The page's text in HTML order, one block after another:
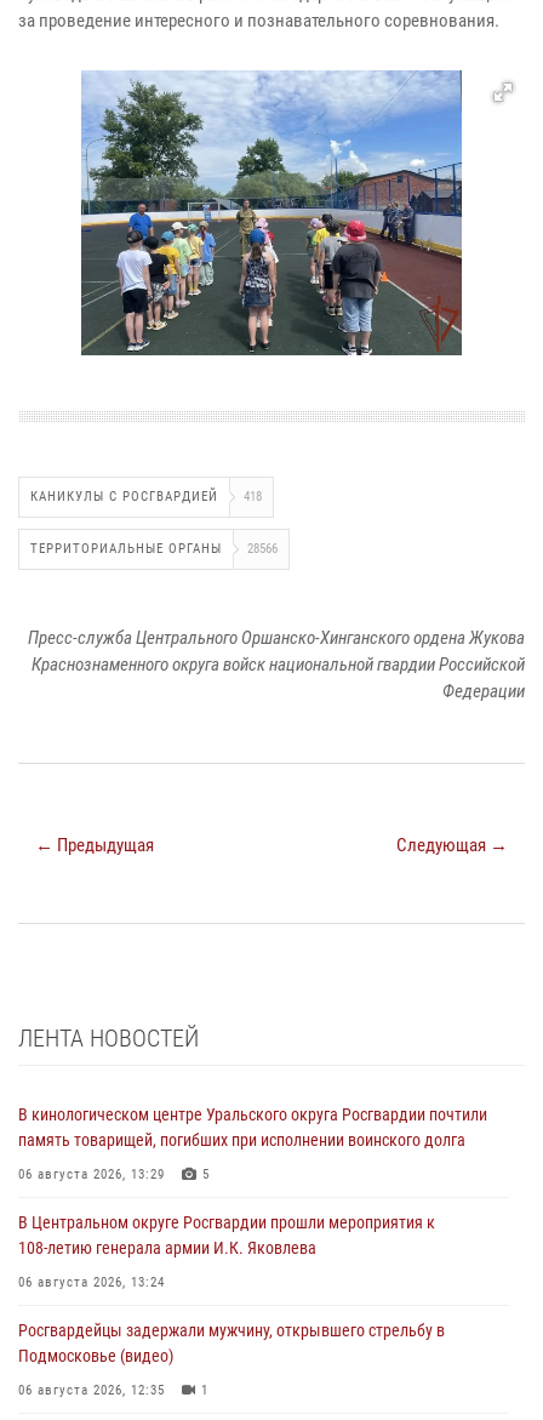
за проведение интересного и познавательного соревнования.
КАНИКУЛЫ С РОСГВАРДИЕЙ 418
ТЕРРИТОРИАЛЬНЫЕ ОРГАНЫ 28566
Пресс-служба Центрального Оршанско-Хинганского ордена Жукова
Краснознаменного округа войск национальной гвардии Российской
Федерации
← Предыдущая Следующая →
ЛЕНТА НОВОСТЕЙ
В кинологическом центре Уральского округа Росгвардии почтили
память товарищей, погибших при исполнении воинского долга
06 августа 2026, 13:29 5
В Центральном округе Росгвардии прошли мероприятия к
108‑летию генерала армии И.К. Яковлева
06 августа 2026, 13:24
Росгвардейцы задержали мужчину, открывшего стрельбу в
Подмосковье (видео)
06 августа 2026, 12:35 1